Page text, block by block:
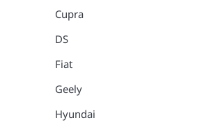
Cupra
DS
Fiat
Geely
Hyundai